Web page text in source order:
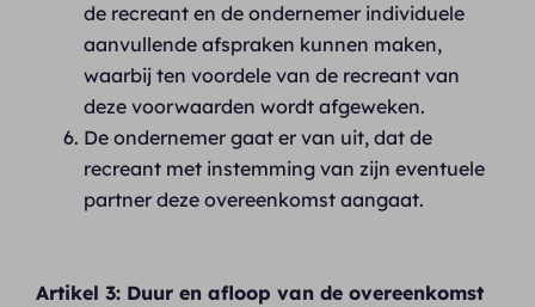
de recreant en de ondernemer individuele
aanvullende afspraken kunnen maken,
waarbij ten voordele van de recreant van
deze voorwaarden wordt afgeweken.
De ondernemer gaat er van uit, dat de
recreant met instemming van zijn eventuele
partner deze overeenkomst aangaat.
Artikel 3: Duur en afloop van de overeenkomst